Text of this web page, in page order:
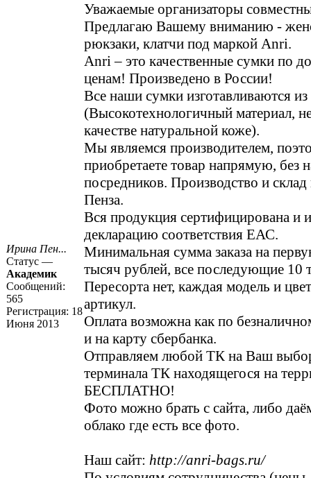
Ирина Пен...
Статус —
Академик
Сообщений:
565
Регистрация: 18
Июня 2013
Уважаемые организаторы
Предлагаю Вашему вниманию -
рюкзаки, клатчи под маркой Anri.
Anri – это качественные сумки по
ценам! Произведено в России!
Все наши сумки изготавливаются
(Высокотехнологичный материал,
качестве натуральной коже).
Мы являемся производителем,
приобретаете товар напрямую, без
посредников. Производство и склад
Пенза.
Вся продукция сертифицирована и
декларацию соответствия ЕАС.
Минимальная сумма заказа на
тысяч рублей, все последующие 10
Пересорта нет, каждая модель и
артикул.
Оплата возможна как по
и на карту сбербанка.
Отправляем любой ТК на Ваш
терминала ТК находящегося на
БЕСПЛАТНО!
Фото можно брать с сайта, либо
облако где есть все фото.
Наш сайт: http://anri-bags.ru/